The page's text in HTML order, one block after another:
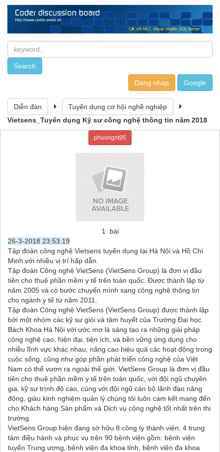
Dang nhap
Diễn đàn
Tuyển dụng cơ hội nghề nghiệp
Vietsens_Tuyển dụng Kỹ sư công nghệ thông tin năm 2018
phuongnt95
1 bài
26-3-2018 23:53:19
Tập đoàn công nghệ Vietsens tuyển dụng tại Hà Nội và Hồ Chí
Minh với nhiều vị trí hấp dẫn.
Tập đoàn Công nghệ VietSens (VietSens Group) là đơn vị đầu
tiên cho thuê phần mềm y tế trên toàn quốc. Được thành lập từ
năm 2005 và có bước chuyển mình sang công nghệ thông tin
cho ngành y tế từ năm 2011.
Tập đoàn Công nghệ VietSens (VietSens Group) được thành lập
bởi một nhóm các kỹ sư giỏi và tâm huyết của Trường Đại học
Bách Khoa Hà Nội với ước mơ là sáng tạo ra những giải pháp
công nghệ cao, hiện đại, tiện ích, và bền vững ứng dụng cho
nhiều lĩnh vực khác nhau, nâng cao hiệu quả các hoạt động trong
cuộc sống, cũng như góp phần phát triển công nghệ của Việt
Nam có thể vươn ra ngoài thế giới. VietSens Group là đơn vị đầu
tiên cho thuê phần mềm y tế trên toàn quốc, với đội ngũ chuyên
gia, kỹ sư trình độ cao, cùng với đội ngũ cán bộ lãnh đạo năng
động, giàu kinh nghiệm quản lý chúng tôi luôn cam kết mang đến
cho Khách hàng Sản phẩm và Dịch vụ công nghệ tốt nhất trên thị
trường.
VietSens Group hiện đang sở hữu 8 công ty thành viên, 4 trung
tâm điều hành và phục vụ trên 90 bệnh viện gồm: bệnh viện
tuyến Trung ương, bệnh viện đa khoa tỉnh, bệnh viện đa khoa